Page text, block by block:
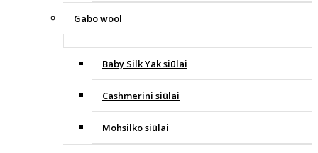
Gabo wool
Baby Silk Yak siūlai
Cashmerini siūlai
Mohsilko siūlai